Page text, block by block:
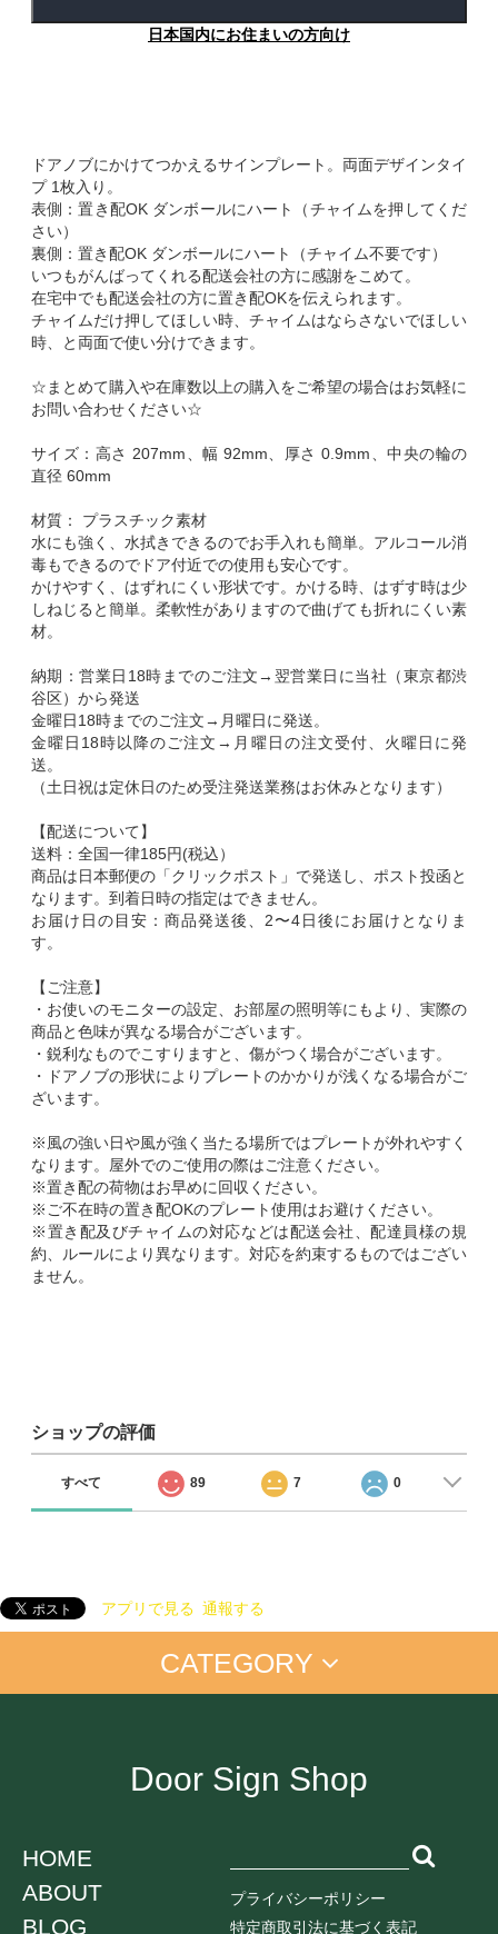
日本国内にお住まいの方向け
ドアノブにかけてつかえるサインプレート。両面デザインタイ
プ 1枚入り。
表側：置き配OK ダンボールにハート（チャイムを押してくだ
さい）
裏側：置き配OK ダンボールにハート（チャイム不要です）
いつもがんばってくれる配送会社の方に感謝をこめて。
在宅中でも配送会社の方に置き配OKを伝えられます。
チャイムだけ押してほしい時、チャイムはならさないでほしい
時、と両面で使い分けできます。
☆まとめて購入や在庫数以上の購入をご希望の場合はお気軽に
お問い合わせください☆
サイズ：高さ 207mm、幅 92mm、厚さ 0.9mm、中央の輪の
直径 60mm
材質： プラスチック素材
水にも強く、水拭きできるのでお手入れも簡単。アルコール消
毒もできるのでドア付近での使用も安心です。
かけやすく、はずれにくい形状です。かける時、はずす時は少
しねじると簡単。柔軟性がありますので曲げても折れにくい素
材。
納期：営業日18時までのご注文→翌営業日に当社（東京都渋
谷区）から発送
金曜日18時までのご注文→月曜日に発送。
金曜日18時以降のご注文→月曜日の注文受付、火曜日に発
送。
（土日祝は定休日のため受注発送業務はお休みとなります）
【配送について】
送料：全国一律185円(税込）
商品は日本郵便の「クリックポスト」で発送し、ポスト投函と
なります。到着日時の指定はできません。
お届け日の目安：商品発送後、2〜4日後にお届けとなりま
す。
【ご注意】
・お使いのモニターの設定、お部屋の照明等にもより、実際の
商品と色味が異なる場合がございます。
・鋭利なものでこすりますと、傷がつく場合がございます。
・ドアノブの形状によりプレートのかかりが浅くなる場合がご
ざいます。
※風の強い日や風が強く当たる場所ではプレートが外れやすく
なります。屋外でのご使用の際はご注意ください。
※置き配の荷物はお早めに回収ください。
※ご不在時の置き配OKのプレート使用はお避けください。
※置き配及びチャイムの対応などは配送会社、配達員様の規
約、ルールにより異なります。対応を約束するものではござい
ません。
ショップの評価
すべて 89 7 0
アプリで見る 通報する
CATEGORY
アイム ドラえもん 手書きプレート
お仕事に 店舗向け ご自宅に
Door Sign Shop
HOME
ABOUT
BLOG
プライバシーポリシー
特定商取引法に基づく表記